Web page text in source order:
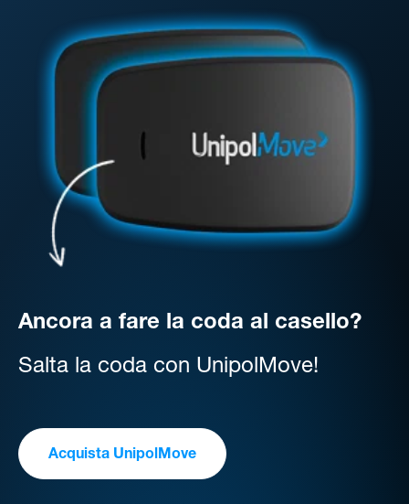
Ancora a fare la coda al casello?
Salta la coda con UnipolMove!
Acquista UnipolMove